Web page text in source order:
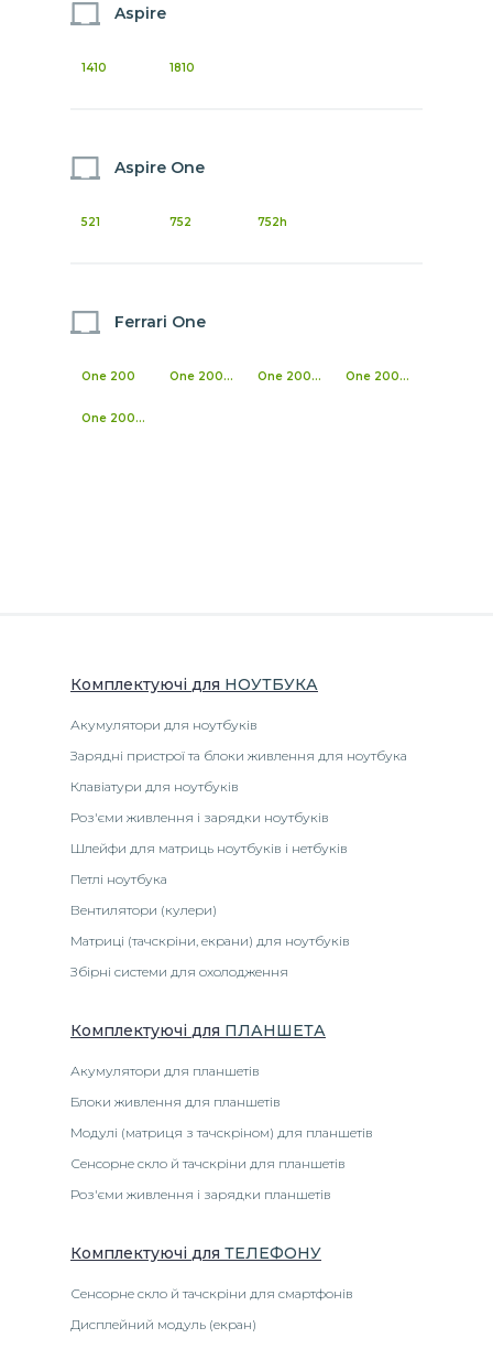
Aspire
1410 1810
Aspire One
521 752 752h
Ferrari One
One 200 One 200-1799 One 200-312G25n One 200-313G32n
One 200-314G50n
Комплектуючі для НОУТБУКА
Акумулятори для ноутбуків
Зарядні пристрої та блоки живлення для ноутбука
Клавіатури для ноутбуків
Роз'єми живлення і зарядки ноутбуків
Шлейфи для матриць ноутбуків і нетбуків
Петлі ноутбука
Вентилятори (кулери)
Матриці (тачскріни, екрани) для ноутбуків
Збірні системи для охолодження
Комплектуючі для ПЛАНШЕТА
Акумулятори для планшетів
Блоки живлення для планшетів
Модулі (матриця з тачскріном) для планшетів
Сенсорне скло й тачскріни для планшетів
Роз'єми живлення і зарядки планшетів
Комплектуючі для ТЕЛЕФОНУ
Сенсорне скло й тачскріни для смартфонів
Дисплейний модуль (екран)